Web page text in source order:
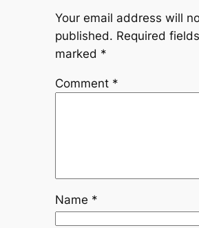
Your email address will
published. Required
marked *
Comment *
Name *